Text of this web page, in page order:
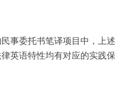
事委托书笔译项目中，上述
英语特性均有对应的实践保